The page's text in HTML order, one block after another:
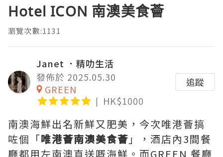
Hotel ICON 南澳美食薈
瀏覽次數:1131
Janet ．精叻生活
發佈於 2025.05.30
GREEN
HK$1000
追蹤
南澳海鮮出名新鮮又肥美，今次唯港薈搞
咗個「唯港薈南澳美食薈 」，酒店內3間餐
廳都用左南澳直送嘅海鮮。而GREEN 餐廳